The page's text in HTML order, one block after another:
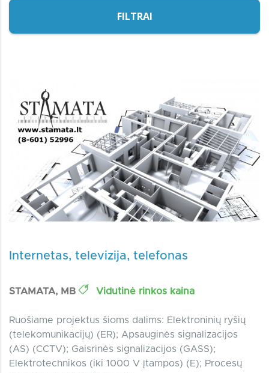
FILTRAI
Internetas, televizija, telefonas
STAMATA, MB Vidutinė rinkos kaina
Ruošiame projektus šioms dalims: Elektroninių ryšių
(telekomunikacijų) (ER); Apsauginės signalizacijos
(AS) (CCTV); Gaisrinės signalizacijos (GASS);
Elektrotechnikos (iki 1000 V įtampos) (E); Procesų